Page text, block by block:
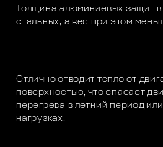
Толщина алюминиевых защит
стальных, а вес при этом
Отлично отводит тепло от
поверхностью, что спасает
перегрева в летний период
нагрузках.